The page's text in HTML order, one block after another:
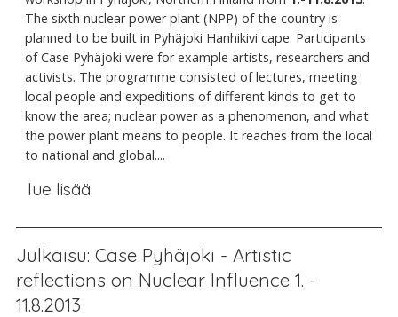
The sixth nuclear power plant (NPP) of the country is
planned to be built in Pyhäjoki Hanhikivi cape. Participants
of Case Pyhäjoki were for example artists, researchers and
activists. The programme consisted of lectures, meeting
local people and expeditions of different kinds to get to
know the area; nuclear power as a phenomenon, and what
the power plant means to people. It reaches from the local
to national and global....
lue lisää
Julkaisu: Case Pyhäjoki - Artistic
reflections on Nuclear Influence 1. -
11.8.2013